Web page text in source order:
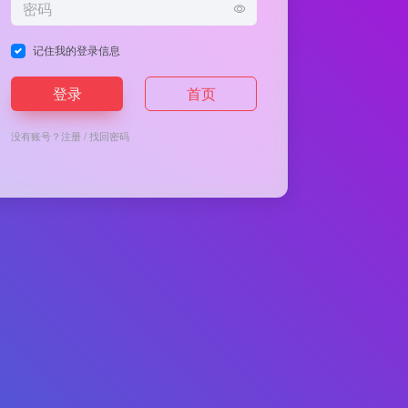
记住我的登录信息
登录 首页
没有账号？注册/找回密码